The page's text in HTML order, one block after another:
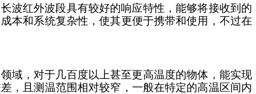
红外波段具有较好的响应特性，能够将接收到的
本和系统复杂性，使其更便于携带和使用，不过在
，对于几百度以上甚至更高温度的物体，能实现
，且测温范围相对较窄，一般在特定的高温区间内